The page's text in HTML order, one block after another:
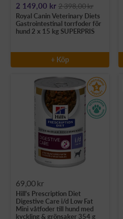
Rea-
pris
2 149,00 kr 2 398,00 kr
Royal Canin Veterinary Diets
Gastrointestinal torrfoder för
hund 2 x 15 kg SUPERPRIS
+ Köp
Rea-
pris
69,00 kr
Hill's Prescription Diet
Digestive Care i/d Low Fat
Mini våtfoder till hund med
kyckling & grönsaker 354 g